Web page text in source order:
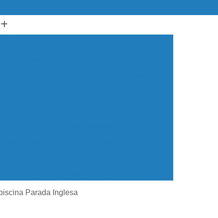
para Piscina
Aquecedor de água Piscina
Parada Inglesa